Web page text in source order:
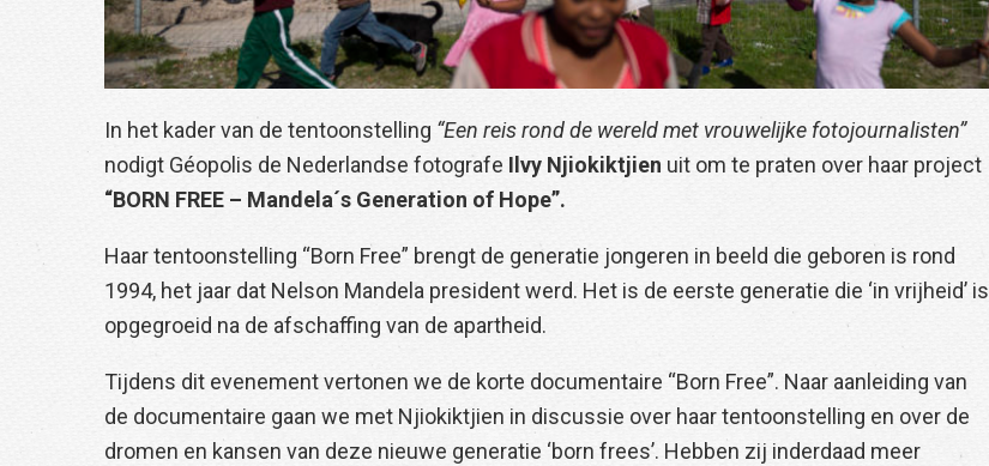
In het kader van de tentoonstelling “Een reis rond de wereld met vrouwelijke fotojournalisten”
nodigt Géopolis de Nederlandse fotografe Ilvy Njiokiktjien uit om te praten over haar project
“BORN FREE – Mandela´s Generation of Hope”.
Haar tentoonstelling “Born Free” brengt de generatie jongeren in beeld die geboren is rond
1994, het jaar dat Nelson Mandela president werd. Het is de eerste generatie die ‘in vrijheid’ is
opgegroeid na de afschaffing van de apartheid.
Tijdens dit evenement vertonen we de korte documentaire “Born Free”. Naar aanleiding van
de documentaire gaan we met Njiokiktjien in discussie over haar tentoonstelling en over de
dromen en kansen van deze nieuwe generatie ‘born frees’. Hebben zij inderdaad meer